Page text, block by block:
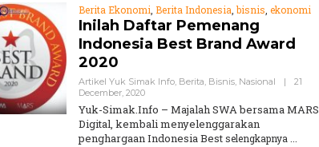
Berita Ekonomi, Berita Indonesia,bisnis, ekonomi
Inilah Daftar Pemenang
Indonesia Best Brand Award
2020
Artikel Yuk Simak Info, Berita, Bisnis, Nasional |
21
December, 2020By
August
Yuk-Simak.Info – Majalah SWA bersama MARS
Digital, kembali menyelenggarakan
penghargaan Indonesia Bestselengkapnya